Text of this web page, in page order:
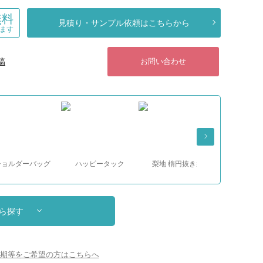
す
見積り・サンプル依頼はこちらから
お問い合わせ
ーバッグ ハッピータック 梨地 楕円抜き袋
探す
等をご希望の方はこちらへ